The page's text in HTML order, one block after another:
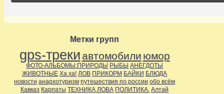
Метки групп
gps-треки автомобили юмор
ФОТО-АЛЬБОМЫ:ПРИРОДЫ РЫБЫ АНЕГДОТЫ
ЖИВОТНЫЕ Ха ха! ЛОВ ПРИКОРМ БАЙКИ БЛЮДА
новости анархотуризм путешествия по россии обо всём
Кавказ Карпаты ТЕХНИКА ЛОВА ПОЛИТИКА. Алтай